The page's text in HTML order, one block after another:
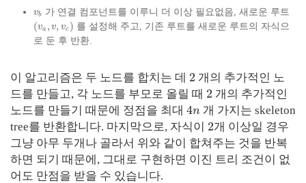
vb 가 연결 컴포넌트를 이루니 더 이상 필요없음, 새로운 루트
(va , v, vc ) 를 설정해 주고, 기존 루트를 새로운 루트의 자식으
로 둔 후 반환.
이 알고리즘은 두 노드를 합치는 데 2 개의 추가적인 노
드를 만들고, 각 노드를 부모로 올릴 때 2 개의 추가적인
노드를 만들기 때문에 정점을 최대 4n개 가지는 skeleton
tree를 반환합니다. 마지막으로, 자식이 2개 이상일 경우
그냥 아무 두개나 골라서 위와 같이 합쳐주는 것을 반복
하면 되기 때문에, 그대로 구현하면 이진 트리 조건이 없
어도 만점을 받을 수 있습니다.